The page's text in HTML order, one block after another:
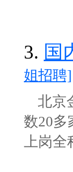
3. 国
姐招聘]
北京
数20多
上岗